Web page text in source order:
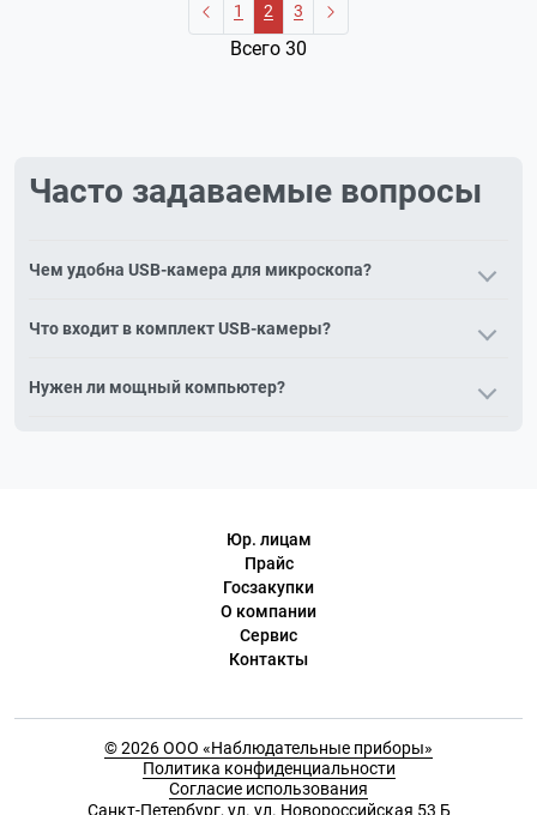
1 2 3
Всего 30
Часто задаваемые вопросы
Чем удобна USB-камера для микроскопа?
программным обеспечением: просмотр, фото и
Что входит в комплект USB-камеры?
программное обеспечение (например, ToupView). Состав
Нужен ли мощный компьютер?
Юр. лицам
Прайс
Госзакупки
О компании
Сервис
Контакты
© 2026 ООО «Наблюдательные приборы»
Политика конфиденциальности
Согласие использования
Cанкт-Петербург, ул. ул. Новороссийская 53 Б